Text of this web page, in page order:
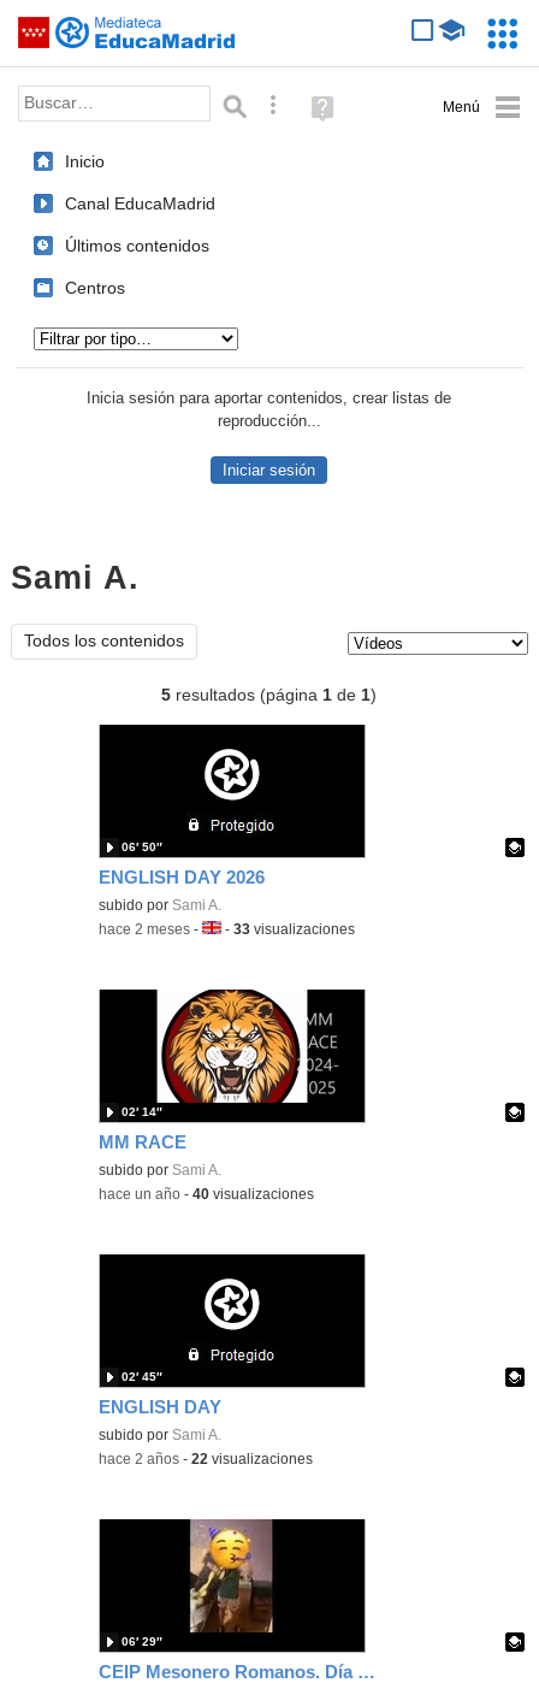
Saltar navegación
Palabra o frase: Búsqueda avanzada
Ayuda
(en
Inicio
Canal EducaMadrid
Últimos contenidos
Centros
Inicia sesión para aportar contenidos, crear listas de
reproducción...
Iniciar sesión
Sami A.
Todos los contenidos
5 resultados (página1 de1)
ENGLISH DAY 2026
Contenido educativo.
subido por Sami A.
06′ 50″
-hace 2 meses -Idioma:
-33 visualizaciones
MM RACE
Contenido educativo.
subido por Sami A.
02′ 14″
-hace un año -40 visualizaciones
ENGLISH DAY
Contenido educativo.
subido por Sami A.
02′ 45″
-hace 2 años -22 visualizaciones
CEIP Mesonero Romanos. Día de la EF en casa.
06′ 29″